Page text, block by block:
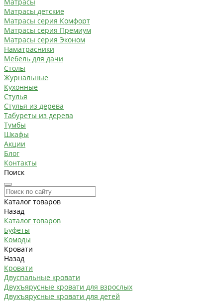
Матрасы детские
Матрасы серия Комфорт
Матрасы серия Премиум
Матрасы серия Эконом
Наматрасники
Мебель для дачи
Столы
Журнальные
Кухонные
Стулья
Стулья из дерева
Табуреты из дерева
Тумбы
Шкафы
Акции
Блог
Контакты
Поиск
Каталог товаров
Назад
Каталог товаров
Буфеты
Комоды
Кровати
Назад
Кровати
Двуспальные кровати
Двухъярусные кровати для взрослых
Двухъярусные кровати для детей